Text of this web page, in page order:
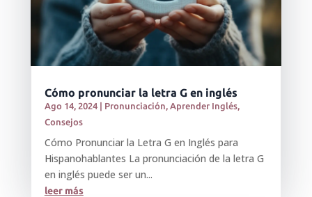
Cómo pronunciar la letra G en inglés
Ago 14, 2024| Pronunciación Aprender Inglés,
Consejos
Cómo Pronunciar la Letra G en Inglés para
Hispanohablantes La pronunciación de la letra G
en inglés puede ser un...
leer más